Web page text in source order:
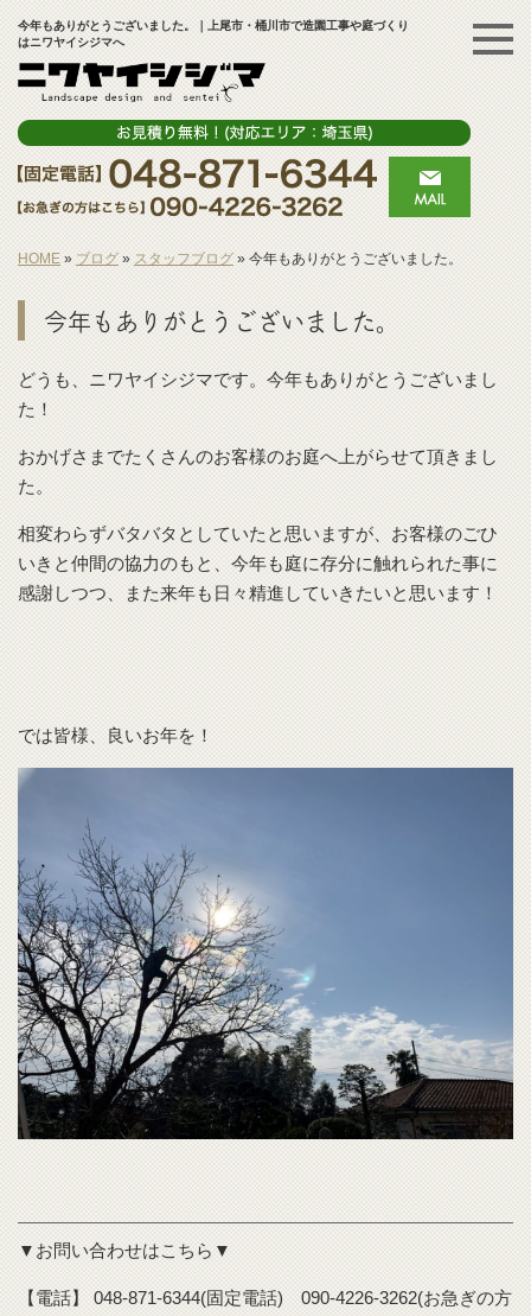
今年もありがとうございました。｜上尾市・桶川市で造園工事や庭づくり
はニワヤイシジマへ
HOME » ブログ » スタッフブログ » 今年もありがとうございました。
今年もありがとうございました。
どうも、ニワヤイシジマです。今年もありがとうございまし
た！
おかげさまでたくさんのお客様のお庭へ上がらせて頂きまし
た。
相変わらずバタバタとしていたと思いますが、お客様のごひ
いきと仲間の協力のもと、今年も庭に存分に触れられた事に
感謝しつつ、また来年も日々精進していきたいと思います！
では皆様、良いお年を！
▼お問い合わせはこちら▼
【電話】 048-871-6344(固定電話) 090-4226-3262(お急ぎの方